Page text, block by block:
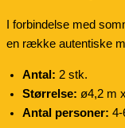
I forbindelse med
en række autentiske
Antal: 2 stk.
Størrelse: ø4,2 m
Antal personer: 4-